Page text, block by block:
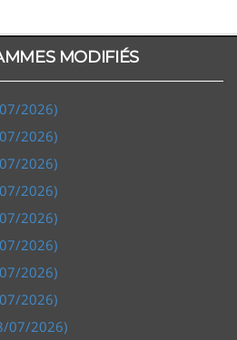
MODIFIÉS
2026)
2026)
2026)
2026)
2026)
2026)
2026)
2026)
07/2026)